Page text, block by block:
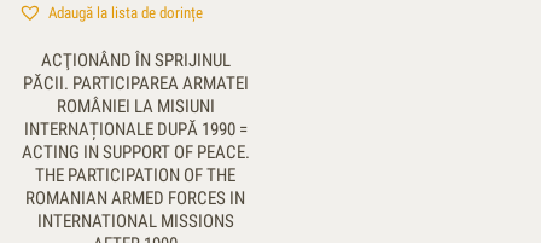
Adaugă la lista de dorințe
ACŢIONÂND ÎN SPRIJINUL
PĂCII. PARTICIPAREA ARMATEI
ROMÂNIEI LA MISIUNI
INTERNAȚIONALE DUPĂ 1990 =
ACTING IN SUPPORT OF PEACE.
THE PARTICIPATION OF THE
ROMANIAN ARMED FORCES IN
INTERNATIONAL MISSIONS